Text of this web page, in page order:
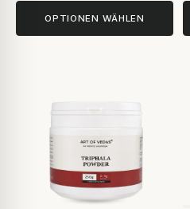
OPTIONEN WÄHLEN